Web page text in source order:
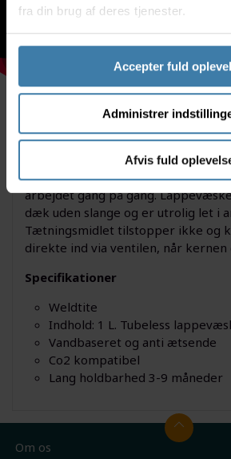
fra din brug af deres tjenester.
Accepter fuld
Administrer
Afvis fuld
Beskrivelse
Med dette produkt får du en
arbejdet gang på gang.
dæk uden slange og er utrolig let i
Tætningsmidlet tilstopper ikke og
direkte ind via ventilen, når
Specifikationer
Weldtite
Indhold: 1 L. Tubeless
Vandbaseret og anti ætsende
Co2 kompatibel
Lang holdbarhed 3-9 måneder
Om os